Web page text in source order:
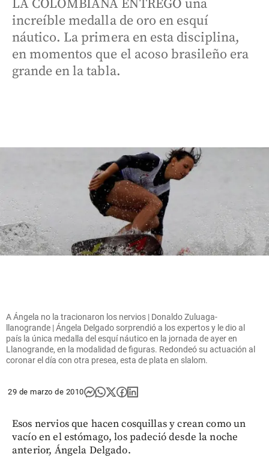
LA COLOMBIANA ENTREGÓ una
increíble medalla de oro en esquí
náutico. La primera en esta disciplina,
en momentos que el acoso brasileño era
grande en la tabla.
A Ángela no la tracionaron los nervios | Donaldo Zuluaga-
llanogrande | Ángela Delgado sorprendió a los expertos y le dio al
país la única medalla del esquí náutico en la jornada de ayer en
Llanogrande, en la modalidad de figuras. Redondeó su actuación al
coronar el día con otra presea, esta de plata en slalom.
29 de marzo de 2010
Esos nervios que hacen cosquillas y crean como un
vacío en el estómago, los padeció desde la noche
anterior, Ángela Delgado.